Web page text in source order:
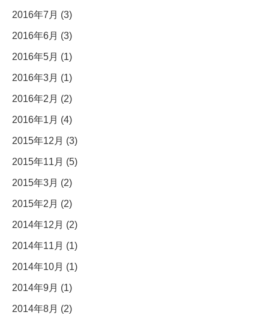
2016年7月 (3)
2016年6月 (3)
2016年5月 (1)
2016年3月 (1)
2016年2月 (2)
2016年1月 (4)
2015年12月 (3)
2015年11月 (5)
2015年3月 (2)
2015年2月 (2)
2014年12月 (2)
2014年11月 (1)
2014年10月 (1)
2014年9月 (1)
2014年8月 (2)